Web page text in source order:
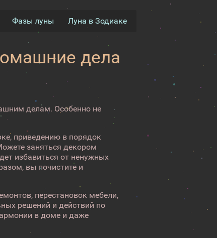
Фазы луны Луна в Зодиаке
дела
делам. Особенно не
приведению в порядок
заняться декором
избавиться от ненужных
вы почистите и
перестановок мебели,
решений и действий по
в доме и даже